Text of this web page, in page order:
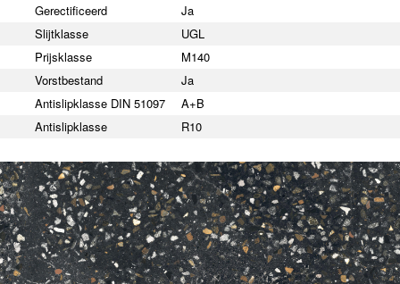
Gerectificeerd
Ja
Slijtklasse
UGL
Prijsklasse
M140
Vorstbestand
Ja
Antislipklasse DIN 51097
A+B
Antislipklasse
R10